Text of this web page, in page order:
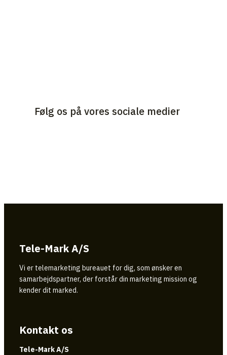
Følg os på vores sociale medier
Tele-Mark A/S
Vi er telemarketing bureauet for dig, som ønsker en
samarbejdspartner, der forstår din marketing mission og
kender dit marked.
Kontakt os
Tele-Mark A/S